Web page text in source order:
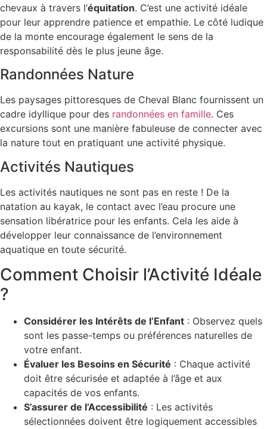
chevaux à travers l’équitation. C’est une activité idéale
pour leur apprendre patience et empathie. Le côté ludique
de la monte encourage également le sens de la
responsabilité dès le plus jeune âge.
Randonnées Nature
Les paysages pittoresques de Cheval Blanc fournissent un
cadre idyllique pour des randonnées en famille. Ces
excursions sont une manière fabuleuse de connecter avec
la nature tout en pratiquant une activité physique.
Activités Nautiques
Les activités nautiques ne sont pas en reste ! De la
natation au kayak, le contact avec l’eau procure une
sensation libératrice pour les enfants. Cela les aide à
développer leur connaissance de l’environnement
aquatique en toute sécurité.
Comment Choisir l’Activité Idéale
?
Considérer les Intérêts de l’Enfant : Observez quels
sont les passe-temps ou préférences naturelles de
votre enfant.
Évaluer les Besoins en Sécurité : Chaque activité
doit être sécurisée et adaptée à l’âge et aux
capacités de vos enfants.
S’assurer de l’Accessibilité : Les activités
sélectionnées doivent être logiquement accessibles